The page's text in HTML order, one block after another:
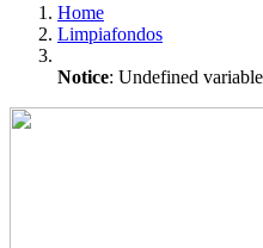
Home
Limpiafondos
Notice: Undefined